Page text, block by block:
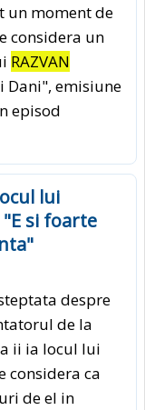
un moment de
considera un
RAZVAN
Dani", emisiune
episod
lui
si foarte
despre
de la
ii ia locul lui
considera ca
de el in